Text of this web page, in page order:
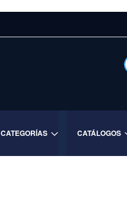
CATEGORÍAS CATÁLOGOS